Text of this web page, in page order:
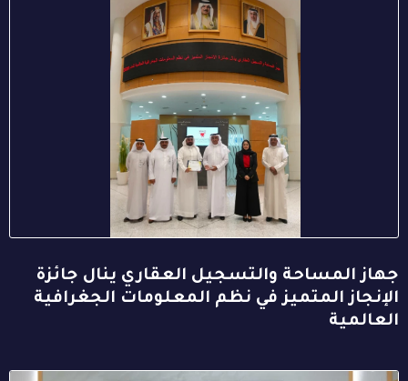
جهاز المساحة والتسجيل العقاري ينال جائزة
الإنجاز المتميز في نظم المعلومات الجغرافية
العالمية